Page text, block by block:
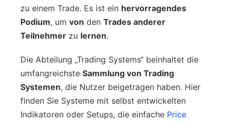
zu einem Trade. Es ist ein hervorragendes
Podium, um von den Trades anderer
Teilnehmer zu lernen.
Die Abteilung „Trading Systems“ beinhaltet die
umfangreichste Sammlung von Trading
Systemen, die Nutzer beigetragen haben. Hier
finden Sie Systeme mit selbst entwickelten
Indikatoren oder Setups, die einfache Price